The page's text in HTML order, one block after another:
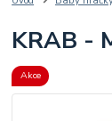
KRAB -
Akce